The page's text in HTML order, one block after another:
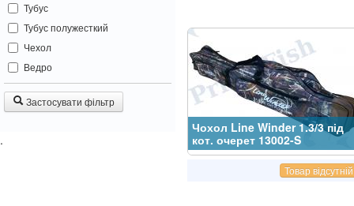
Тубус
Тубус полужесткий
Чехол
Ведро
Застосувати фільтр
.
Чохол Line Winder 1.3/3 під
кот. очерет 13002-S
Товар відсутній